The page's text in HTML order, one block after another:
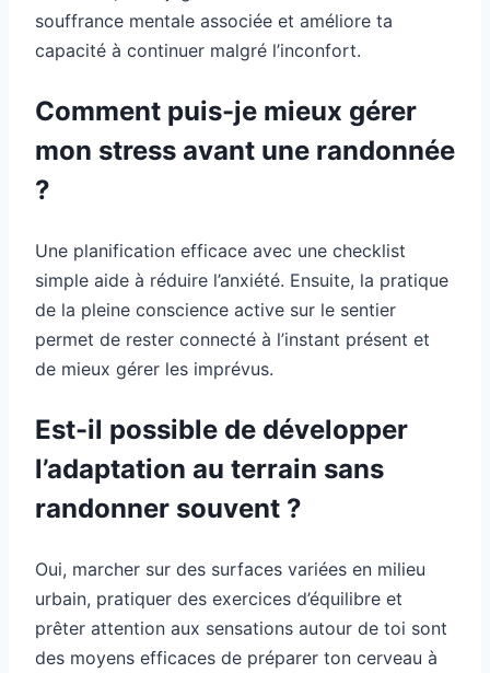
souffrance mentale associée et améliore ta
capacité à continuer malgré l’inconfort.
Comment puis-je mieux gérer
mon stress avant une randonnée
?
Une planification efficace avec une checklist
simple aide à réduire l’anxiété. Ensuite, la pratique
de la pleine conscience active sur le sentier
permet de rester connecté à l’instant présent et
de mieux gérer les imprévus.
Est-il possible de développer
l’adaptation au terrain sans
randonner souvent ?
Oui, marcher sur des surfaces variées en milieu
urbain, pratiquer des exercices d’équilibre et
prêter attention aux sensations autour de toi sont
des moyens efficaces de préparer ton cerveau à